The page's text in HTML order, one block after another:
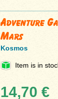
Adventure
Mars
Kosmos
Item is in
14,70 €